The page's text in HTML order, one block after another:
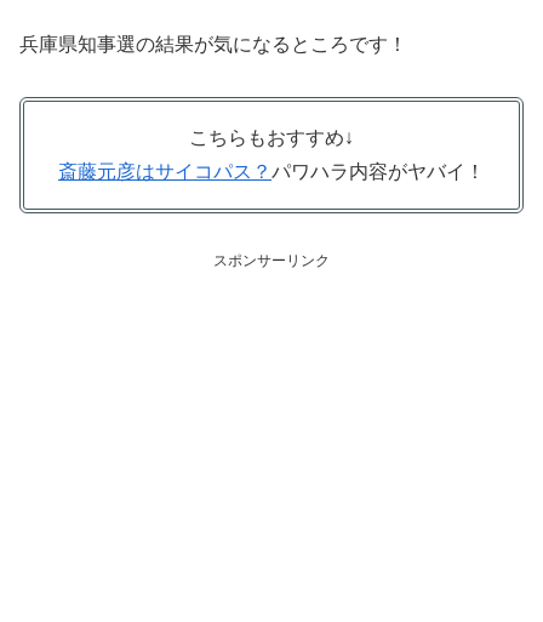
兵庫県知事選の結果が気になるところです！
こちらもおすすめ↓
斎藤元彦はサイコパス？ パワハラ内容がヤバイ！
スポンサーリンク